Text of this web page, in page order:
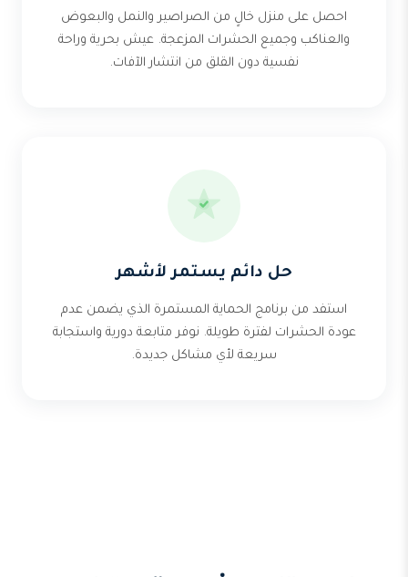
احصل على منزل خالٍ من الصراصير والنمل والبعوض
والعناكب وجميع الحشرات المزعجة. عيش بحرية وراحة
نفسية دون القلق من انتشار الآفات.
حل دائم يستمر لأشهر
استفد من برنامج الحماية المستمرة الذي يضمن عدم
عودة الحشرات لفترة طويلة. نوفر متابعة دورية واستجابة
سريعة لأي مشاكل جديدة.